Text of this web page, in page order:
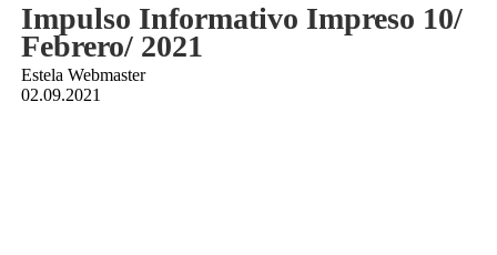
Impulso Informativo Impreso 10/
Febrero/ 2021
Estela Webmaster
02.09.2021